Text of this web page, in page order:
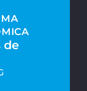
de